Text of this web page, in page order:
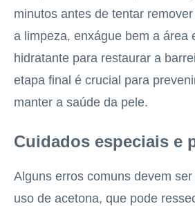
minutos antes de tentar
a limpeza, enxágue bem a área
hidratante para restaurar a
etapa final é crucial para
manter a saúde da pele.
Cuidados especiais e
Alguns erros comuns devem
uso de acetona, que pode